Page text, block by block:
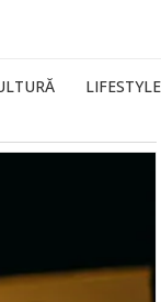
LIFESTYLE